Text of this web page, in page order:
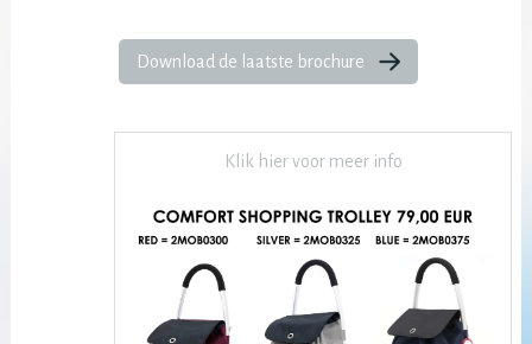
Download de laatste brochure
Klik hier voor meer info